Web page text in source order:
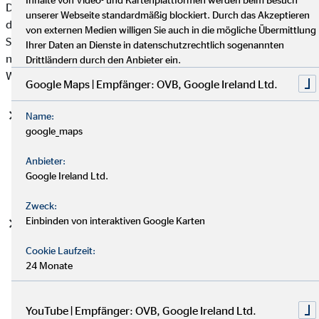
Datenschutzgrundverordnung (DSGVO), auf deren Basis wir
die personenbezogenen Daten verarbeiten, mit. Bitte beachten
Sie, dass zusätzlich zu den Regelungen der DSGVO die
nationalen Datenschutzvorgaben in Ihrem bzw. unserem
Wohn- und Sitzland gelten können.
Einwilligung (Art. 6 Abs. 1 S. 1 lit. a DSGVO)
betroffene Person hat ihre Einwilligung in die Verarbeitung
spezifischen Zweck oder mehrere bestimmte Zwecke
gegeben.
Vertragserfüllung und vorvertragliche Anfragen (Art. 6
Erfüllung eines Vertrags, dessen Vertragspartei die
der betroffenen Person erfolgen.
unserer Webseite standardmäßig blockiert. Durch das Akzeptieren
von externen Medien willigen Sie auch in die mögliche Übermittlung
Ihrer Daten an Dienste in datenschutzrechtlich sogenannten
Drittländern durch den Anbieter ein.
Google Maps | Empfänger: OVB, Google Ireland Ltd.
Name:
google_maps
Anbieter:
Google Ireland Ltd.
Zweck:
Einbinden von interaktiven Google Karten
Cookie Laufzeit:
24 Monate
YouTube | Empfänger: OVB, Google Ireland Ltd.